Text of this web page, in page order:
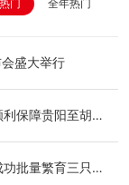
门 全年热门
盛大举行
保障贵阳至胡
批量繁育三只